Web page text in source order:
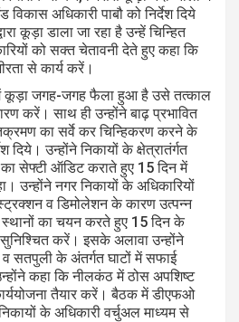
अधिकारी पाबौ को निर्देश दिये
कूड़ा डाला जा रहा है उन्हें चिन्हित
को सक्त चेतावनी देते हुए कहा कि
से कार्य करें।
में कूड़ा जगह-जगह फैला हुआ है उसे तत्काल
करें। साथ ही उन्होंने बाढ़ प्रभावित
का सर्वे कर चिन्हिकरण करने के
दिये। उन्होंने निकायों के क्षेत्रातंर्गत
सेफ्टी ऑडिट कराते हुए 15 दिन में
उन्होंने नगर निकायों के अधिकारियों
व डिमोलेशन के कारण उत्पन्न
का चयन करते हुए 15 दिन के
सुनिश्चित करें। इसके अलावा उन्होंने
सतपुली के अंतर्गत घाटों में सफाई
कहा कि नीलकंठ में ठोस अपशिष्ट
तैयार करें। बैठक में डीएफओ
के अधिकारी वर्चुअल माध्यम से